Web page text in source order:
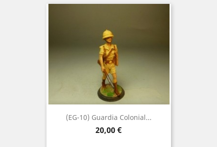
(EG-10) Guardia Colonial...
Precio
20,00 €